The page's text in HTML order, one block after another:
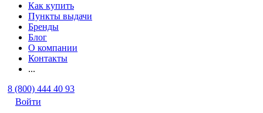
Как купить
Пункты выдачи
Бренды
Блог
О компании
Контакты
...
8 (800) 444 40 93
Войти